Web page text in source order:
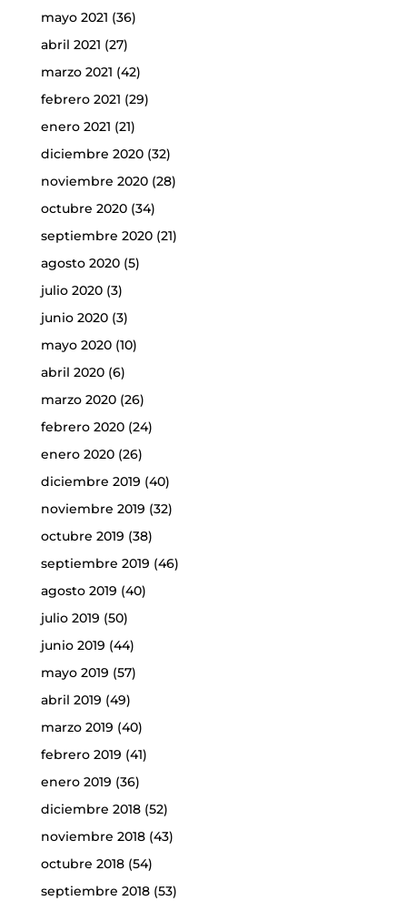
mayo 2021 (36)
abril 2021 (27)
marzo 2021 (42)
febrero 2021 (29)
enero 2021 (21)
diciembre 2020(32)
noviembre 2020(28)
octubre 2020(34)
septiembre 2020(21)
agosto 2020(5)
julio 2020(3)
junio 2020(3)
mayo 2020(10)
abril 2020(6)
marzo 2020(26)
febrero 2020(24)
enero 2020(26)
diciembre 2019 (40)
noviembre 2019 (32)
octubre 2019 (38)
septiembre 2019 (46)
agosto 2019 (40)
julio 2019 (50)
junio 2019 (44)
mayo 2019 (57)
abril 2019 (49)
marzo 2019 (40)
febrero 2019 (41)
enero 2019 (36)
diciembre 2018(52)
noviembre 2018(43)
octubre 2018(54)
septiembre 2018(53)